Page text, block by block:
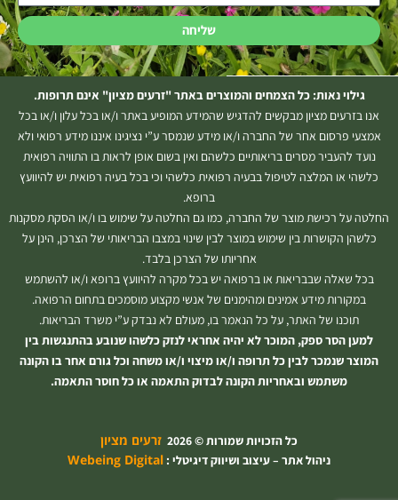
שליחה
גילוי נאות: כל הצמחים והמוצרים באתר "זרעים מציון" אינם תרופות.
אנו בזרעים מציון מבקשים להדגיש שהמידע המופיע באתר ו/או בכל עלון ו/או בכל
אמצעי פרסום אחר של החברה ו/או מידע שנמסר ע”י נציגינו איננו מידע רפואי ולא
נועד להעביר מסרים בריאותיים כלשהם ואין בשום אופן לראות בו התוויה רפואית
כלשהי או המלצה לטיפול בבעיה רפואית כלשהי וכי בכל בעיה רפואית יש להיוועץ
ברופא.
החלטה על רכישת מוצר של החברה, כמו גם החלטה על שימוש בו ו/או הסקת מסקנות
כלשהן הקושרות בין שימוש במוצר לבין שינוי במצבו הבריאותי של הצרכן, הינן על
אחריותו של הצרכן בלבד.
בכל שאלה שבבריאות או ברפואה יש בכל מקרה להיוועץ ברופא ו/או להשתמש
במקורות מידע אמינים ומהימנים של אנשי מקצוע מוסמכים בתחום הרפואה.
תוכנו של האתר, על כל הנאמר בו, מעולם לא נבדק ע”י משרד הבריאות.
למען הסר ספק, המוכר לא יהיה אחראי לנזק כלשהו שנובע בהתנגשות בין
המוצר שנמכר לבין כל תרופה ו/או מיצוי ו/או משחה וכל גורם אחר בו הקונה
משתמש ובאחריות הקונה לבדוק התאמה או כל חוסר התאמה.
כל הזכויות שמורות © 2026 זרעים מציון
ניהול אתר – עיצוב ושיווק דיגיטלי : Webeing Digital